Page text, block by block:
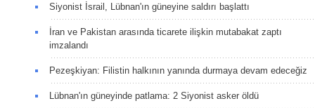
Siyonist İsrail, Lübnan'ın güneyine saldırı başlattı
İran ve Pakistan arasında ticarete ilişkin mutabakat zaptı
imzalandı
Pezeşkiyan: Filistin halkının yanında durmaya devam edeceğiz
Lübnan'ın güneyinde patlama: 2 Siyonist asker öldü